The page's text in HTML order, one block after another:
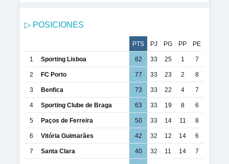
▷ POSICIONES
PTS PJ PG PP PE
1 Sporting Lisboa 82 33 25 1 7
2 FC Porto 77 33 23 2 8
3 Benfica 73 33 22 4 7
4 Sporting Clube de Braga 63 33 19 8 6
5 Paços de Ferreira 50 33 14 11 8
6 Vitória Guimarães 42 32 12 14 6
7 Santa Clara 40 32 11 14 7